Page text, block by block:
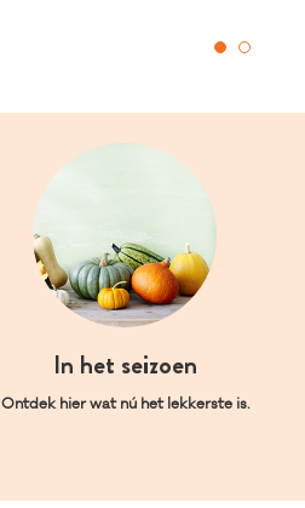
In het seizoen
Ontdek hier wat nú het lekkerste is.